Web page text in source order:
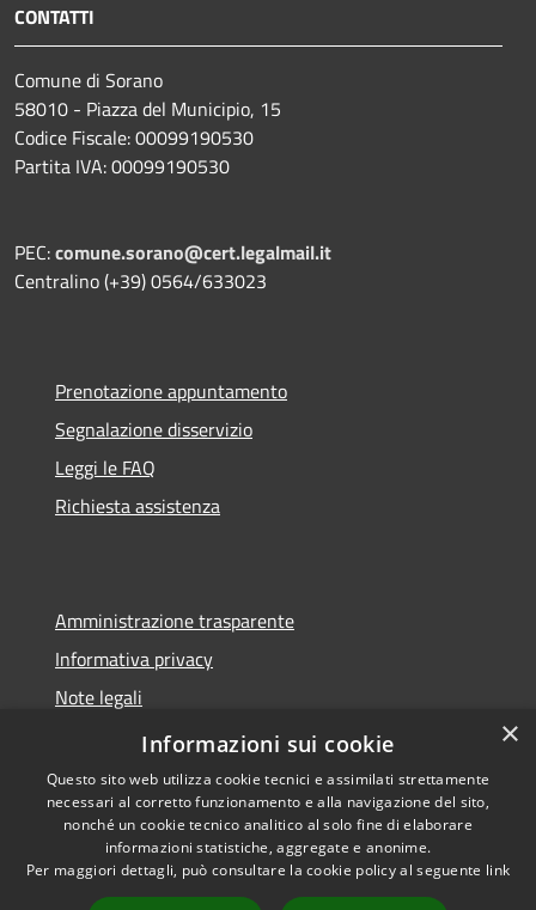
CONTATTI
Comune di Sorano
58010 - Piazza del Municipio, 15
Codice Fiscale: 00099190530
Partita IVA: 00099190530
PEC:comune.sorano@cert.legalmail.it
Centralino (+39) 0564/633023
Prenotazione appuntamento
Segnalazione disservizio
Leggi le FAQ
Richiesta assistenza
Amministrazione trasparente
Informativa privacy
Note legali
Dichiarazione di accessibilità
Accessibilità
Copyright © 2026 • Comune di
Sorano • Powered by
×
Informazioni sui cookie
Questo sito web utilizza cookie tecnici e assimilati strettamente
necessari al corretto funzionamento e alla navigazione del sito,
nonché un cookie tecnico analitico al solo fine di elaborare
informazioni statistiche, aggregate e anonime.
Per maggiori dettagli, può consultare la cookie policy al seguente link